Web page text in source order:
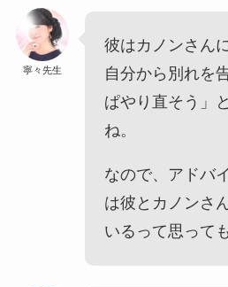
寧々先生
彼はカノンさん
自分から別れを
ぱやり直そう」
ね。
なので、アドバ
は彼とカノンさ
いるって思って